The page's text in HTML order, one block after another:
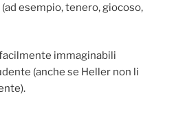
esempio, tenero, giocoso,
immaginabili
(anche se Heller non li